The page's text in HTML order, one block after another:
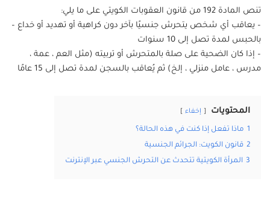
تنص المادة 192 من قانون العقوبات الكويتي على ما يلي:
– يعاقب أي شخص يتحرش جنسيًا بآخر دون كراهية أو تهديد أو خداع –
بالحبس لمدة تصل إلى 10 سنوات
– إذا كان الضحية على صلة بالمتحرش أو تربيته (مثل العم ، عمة ،
مدرس ، عامل منزلي ، إلخ) ثم يُعاقب بالسجن لمدة تصل إلى 15 عامًا
المحتويات إخفاء
1 ماذا تفعل إذا كنت في هذه الحالة؟
2 قانون الكويت: الجرائم الجنسية
3 المرأة الكويتية تتحدث عن التحرش الجنسي عبر الإنترنت